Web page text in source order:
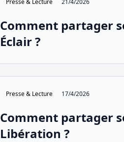
Presse & Lecture 21/4/2026
Comment partager
Éclair ?
Presse & Lecture 17/4/2026
Comment partager
Libération ?